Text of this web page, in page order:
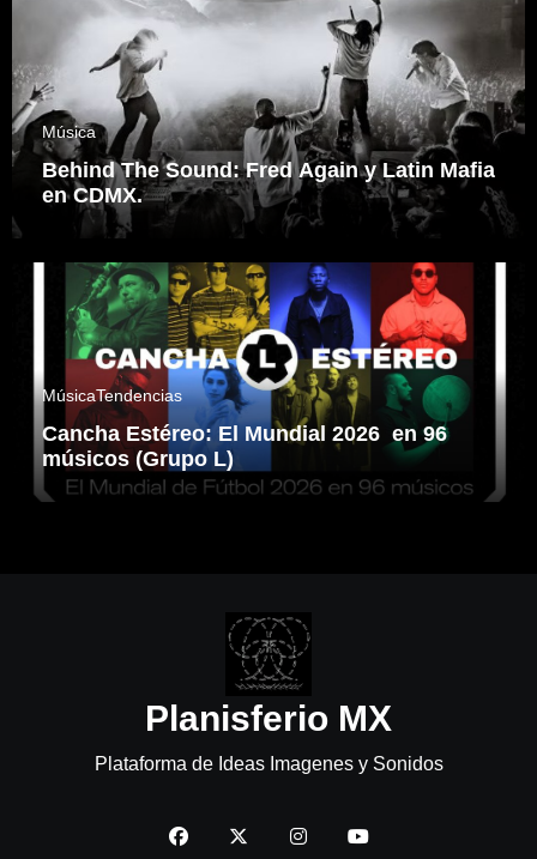
Música
Behind The Sound: Fred Again y Latin Mafia
en CDMX.
MúsicaTendencias
Cancha Estéreo: El Mundial 2026 en 96
músicos (Grupo L)
Planisferio MX
Plataforma de Ideas Imagenes y Sonidos